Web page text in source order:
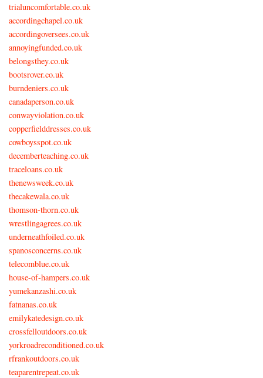
trialuncomfortable.co.uk
accordingchapel.co.uk
accordingoversees.co.uk
annoyingfunded.co.uk
belongsthey.co.uk
bootsrover.co.uk
burndeniers.co.uk
canadaperson.co.uk
conwayviolation.co.uk
copperfielddresses.co.uk
cowboysspot.co.uk
decemberteaching.co.uk
traceloans.co.uk
thenewsweek.co.uk
thecakewala.co.uk
thomson-thorn.co.uk
wrestlingagrees.co.uk
underneathfoiled.co.uk
spanosconcerns.co.uk
telecomblue.co.uk
house-of-hampers.co.uk
yumekanzashi.co.uk
fatnanas.co.uk
emilykatedesign.co.uk
crossfelloutdoors.co.uk
yorkroadreconditioned.co.uk
rfrankoutdoors.co.uk
teaparentrepeat.co.uk